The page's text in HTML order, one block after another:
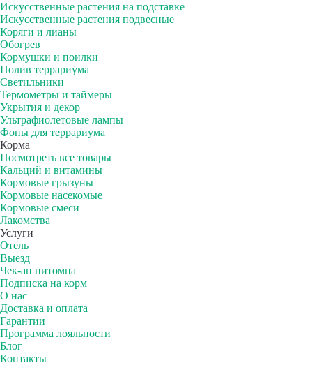
Искусственные растения на подставке
Искусственные растения подвесные
Коряги и лианы
Обогрев
Кормушки и поилки
Полив террариума
Светильники
Термометры и таймеры
Укрытия и декор
Ультрафиолетовые лампы
Фоны для террариума
Корма
Посмотреть все товары
Кальций и витамины
Кормовые грызуны
Кормовые насекомые
Кормовые смеси
Лакомства
Услуги
Отель
Выезд
Чек-ап питомца
Подписка на корм
О нас
Доставка и оплата
Гарантии
Программа лояльности
Блог
Контакты